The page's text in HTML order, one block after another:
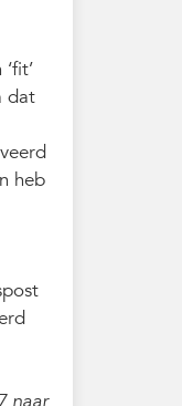
dat
heb